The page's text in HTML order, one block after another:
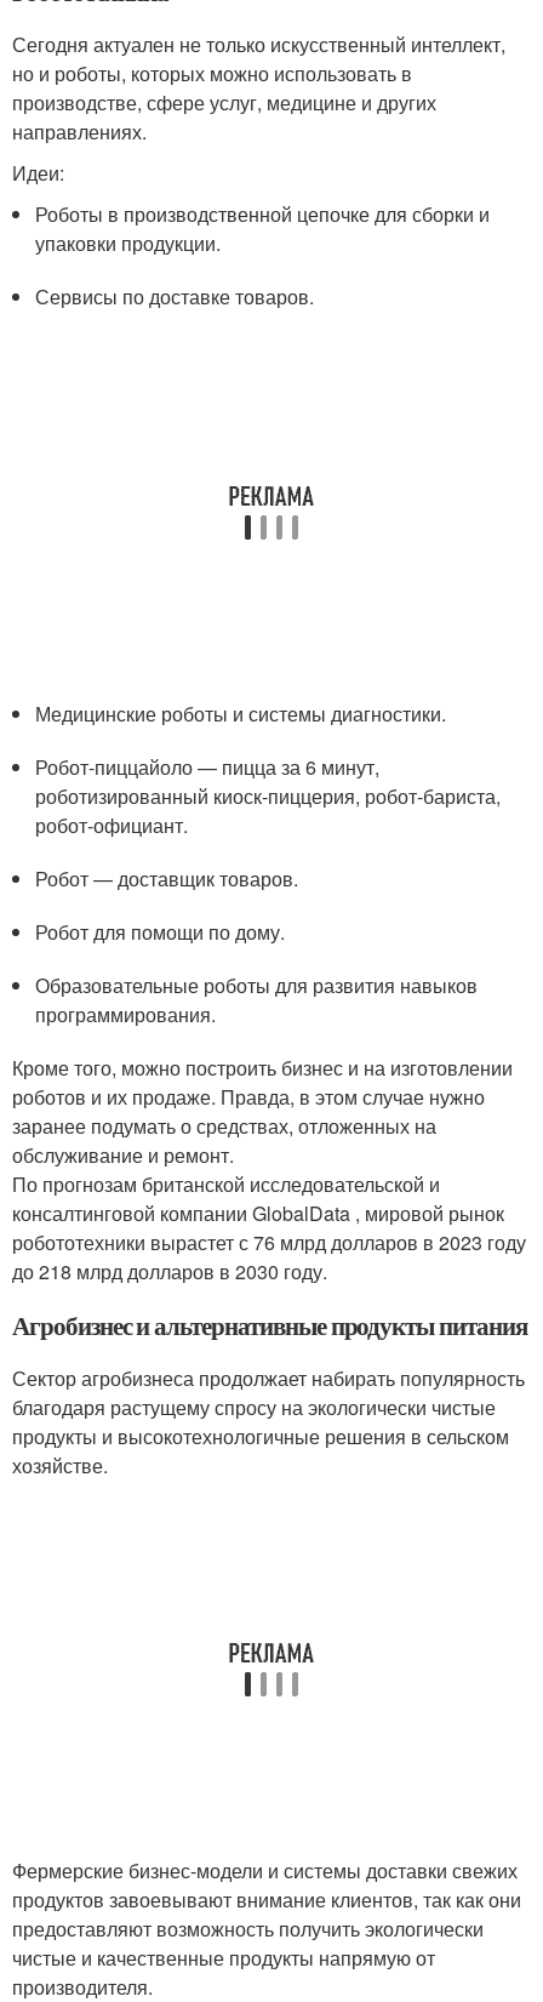
Сегодня актуален не только искусственный интеллект,
но и роботы, которых можно использовать в
производстве, сфере услуг, медицине и других
направлениях.
Идеи:
Роботы в производственной цепочке для сборки и
упаковки продукции.
Сервисы по доставке товаров.
Медицинские роботы и системы диагностики.
Робот-пиццайоло — пицца за 6 минут,
роботизированный киоск-пиццерия, робот-бариста,
робот-официант.
Робот — доставщик товаров.
Робот для помощи по дому.
Образовательные роботы для развития навыков
программирования.
Кроме того, можно построить бизнес и на изготовлении
роботов и их продаже. Правда, в этом случае нужно
заранее подумать о средствах, отложенных на
обслуживание и ремонт.
По прогнозам британской исследовательской и
консалтинговой компании GlobalData , мировой рынок
робототехники вырастет с 76 млрд долларов в 2023 году
до 218 млрд долларов в 2030 году.
Агробизнес и альтернативные продукты питания
Сектор агробизнеса продолжает набирать популярность
благодаря растущему спросу на экологически чистые
продукты и высокотехнологичные решения в сельском
хозяйстве.
Фермерские бизнес-модели и системы доставки свежих
продуктов завоевывают внимание клиентов, так как они
предоставляют возможность получить экологически
чистые и качественные продукты напрямую от
производителя.